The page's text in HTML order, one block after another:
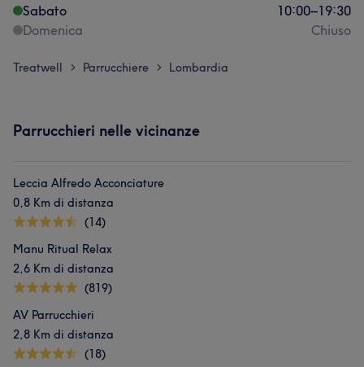
Sabato
10:00–19:30
Domenica
Chiuso
Treatwell > Parrucchiere > Lombardia
Parrucchieri nelle vicinanze
Leccia Alfredo Acconciature
0,8 Km di distanza
(14)
Manu Ritual Relax
2,6 Km di distanza
(819)
AV Parrucchieri
2,8 Km di distanza
(18)